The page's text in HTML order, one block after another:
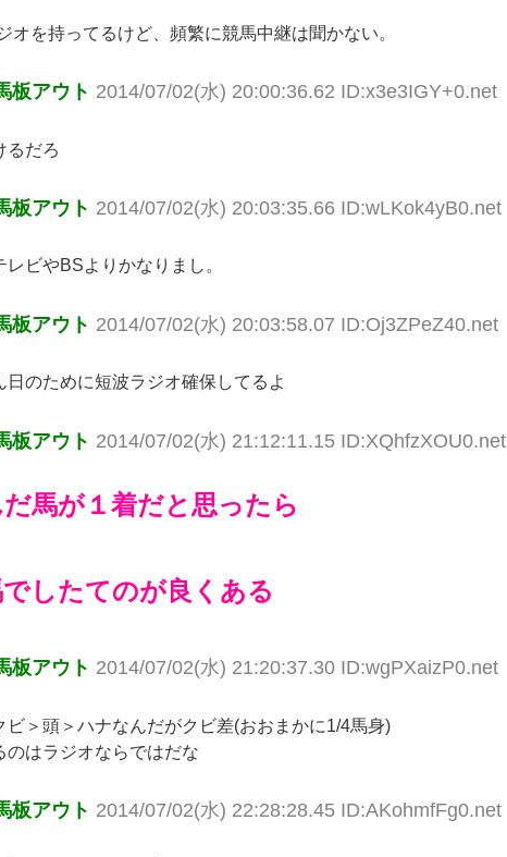
オを持ってるけど、頻繁に競馬中継は聞かない。
板アウト 2014/07/02(水) 20:00:36.62 ID:x3e3IGY+0.net
るだろ
板アウト 2014/07/02(水) 20:03:35.66 ID:wLKok4yB0.net
ビやBSよりかなりまし。
板アウト 2014/07/02(水) 20:03:58.07 ID:Oj3ZPeZ40.net
のために短波ラジオ確保してるよ
板アウト 2014/07/02(水) 21:12:11.15 ID:XQhfzXOU0.net
馬が１着だと思ったら
したてのが良くある
板アウト 2014/07/02(水) 21:20:37.30 ID:wgPXaizP0.net
＞頭＞ハナなんだがクビ差(おおまかに1/4馬身)
のはラジオならではだな
板アウト 2014/07/02(水) 22:28:28.45 ID:AKohmfFg0.net